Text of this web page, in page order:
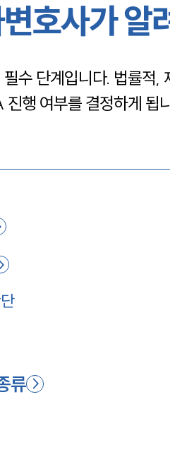
호사가 알
수 단계입니다. 법률적,
행 여부를 결정하게 됩
류